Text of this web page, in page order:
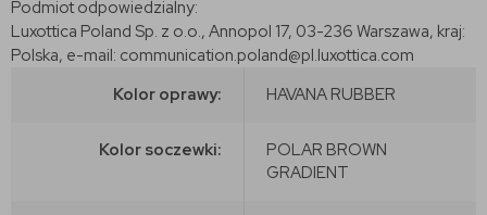
Podmiot odpowiedzialny:
Luxottica Poland Sp. z o.o., Annopol 17, 03-236 Warszawa, kraj:
Polska, e-mail: communication.poland@pl.luxottica.com
Kolor oprawy:
HAVANA RUBBER
Kolor soczewki:
POLAR BROWN
GRADIENT